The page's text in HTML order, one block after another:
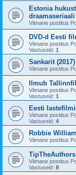
Estonia
draamaseriaali
Viimane postitus
DVD-d Eesti
Viimane postitus
Vastuseid: 1
Sankarit (2017)
Viimane postitus
Ilmub
Viimane postitus
Vastuseid: 1
Eesti
Viimane postitus
Vastuseid: 4
Robbie
Viimane postitus
Viimane postitus
Vastuseid: 8